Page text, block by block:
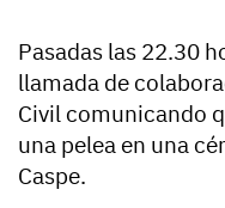
Pasadas las 22.30
llamada de
Civil comunicando
una pelea en una
Caspe.